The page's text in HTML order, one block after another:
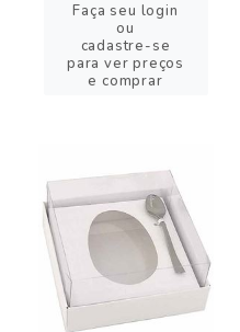
Faça seu login
ou
cadastre-se
para ver preços
e comprar